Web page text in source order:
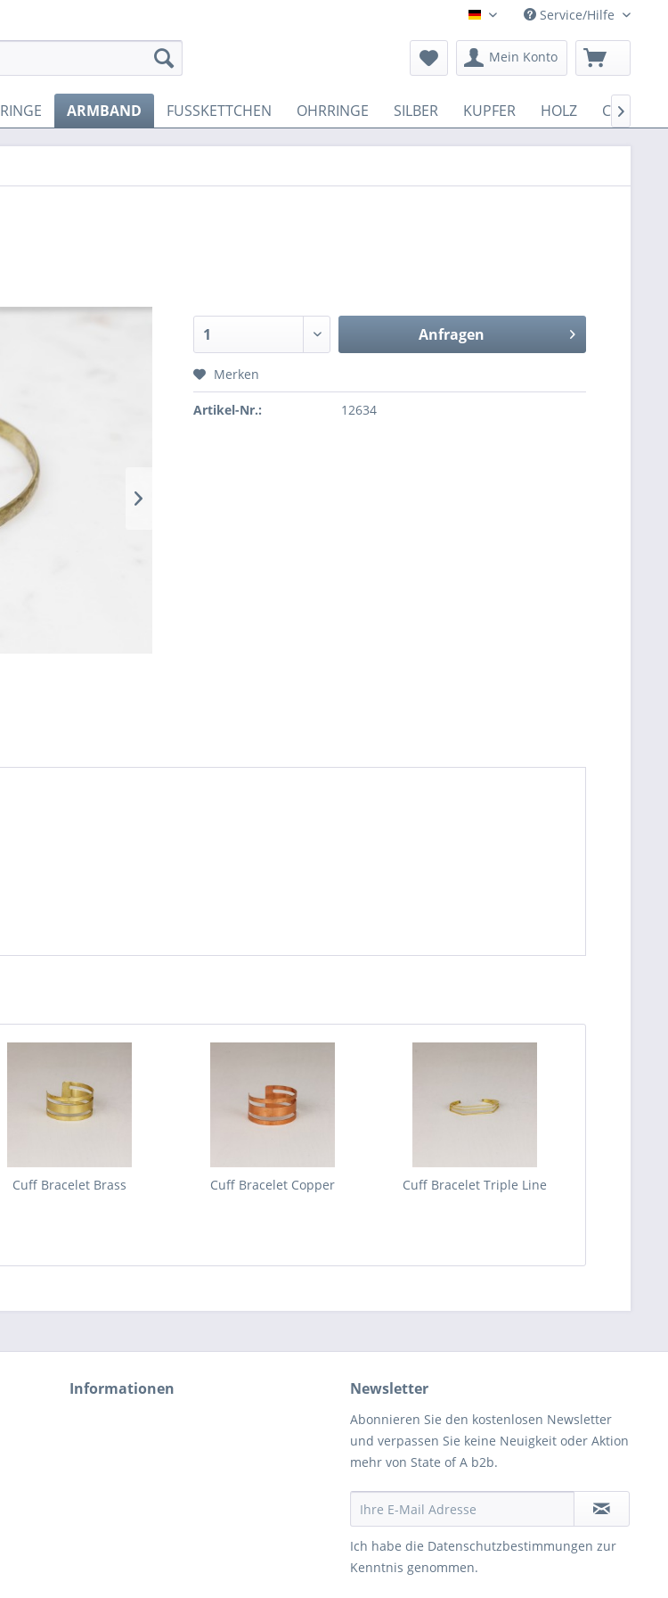
Deutsch Service/Hilfe
Mein Konto
RINGE ARMBAND FUSSKETTCHEN OHRRINGE SILBER KUPFER HOLZ COTTON

Anfragen
Merken
Artikel-Nr.: 12634
Cuff Bracelet Brass Cuff Bracelet Copper Cuff Bracelet Triple Line
Informationen Newsletter
Abonnieren Sie den kostenlosen Newsletter
und verpassen Sie keine Neuigkeit oder Aktion
mehr von State of A b2b.
Ich habe die Datenschutzbestimmungen zur
Kenntnis genommen.